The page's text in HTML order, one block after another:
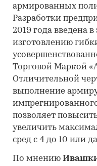
армированных
Разработки
2019 года введена
изготовлению
Торговой Маркой
Отличительной
выполнение
позволяет
увеличить
сред с 4 до 10 или
По мнению